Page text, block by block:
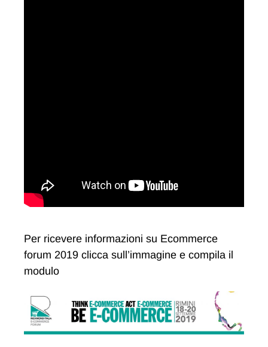
Per ricevere informazioni su Ecommerce
forum 2019 clicca sull’immagine e compila il
modulo